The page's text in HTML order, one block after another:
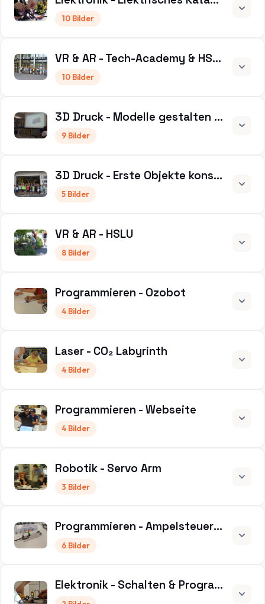
10 Bilder
VR & AR - Tech-Academy & HSLU
10 Bilder
3D Druck - Modelle gestalten & drucken
9 Bilder
3D Druck - Erste Objekte konstruieren
5 Bilder
VR & AR - HSLU
8 Bilder
Programmieren - Ozobot
4 Bilder
Laser - CO₂ Labyrinth
4 Bilder
Programmieren - Webseite
4 Bilder
Robotik - Servo Arm
3 Bilder
Programmieren - Ampelsteuerung
6 Bilder
Elektronik - Schalten & Programmieren